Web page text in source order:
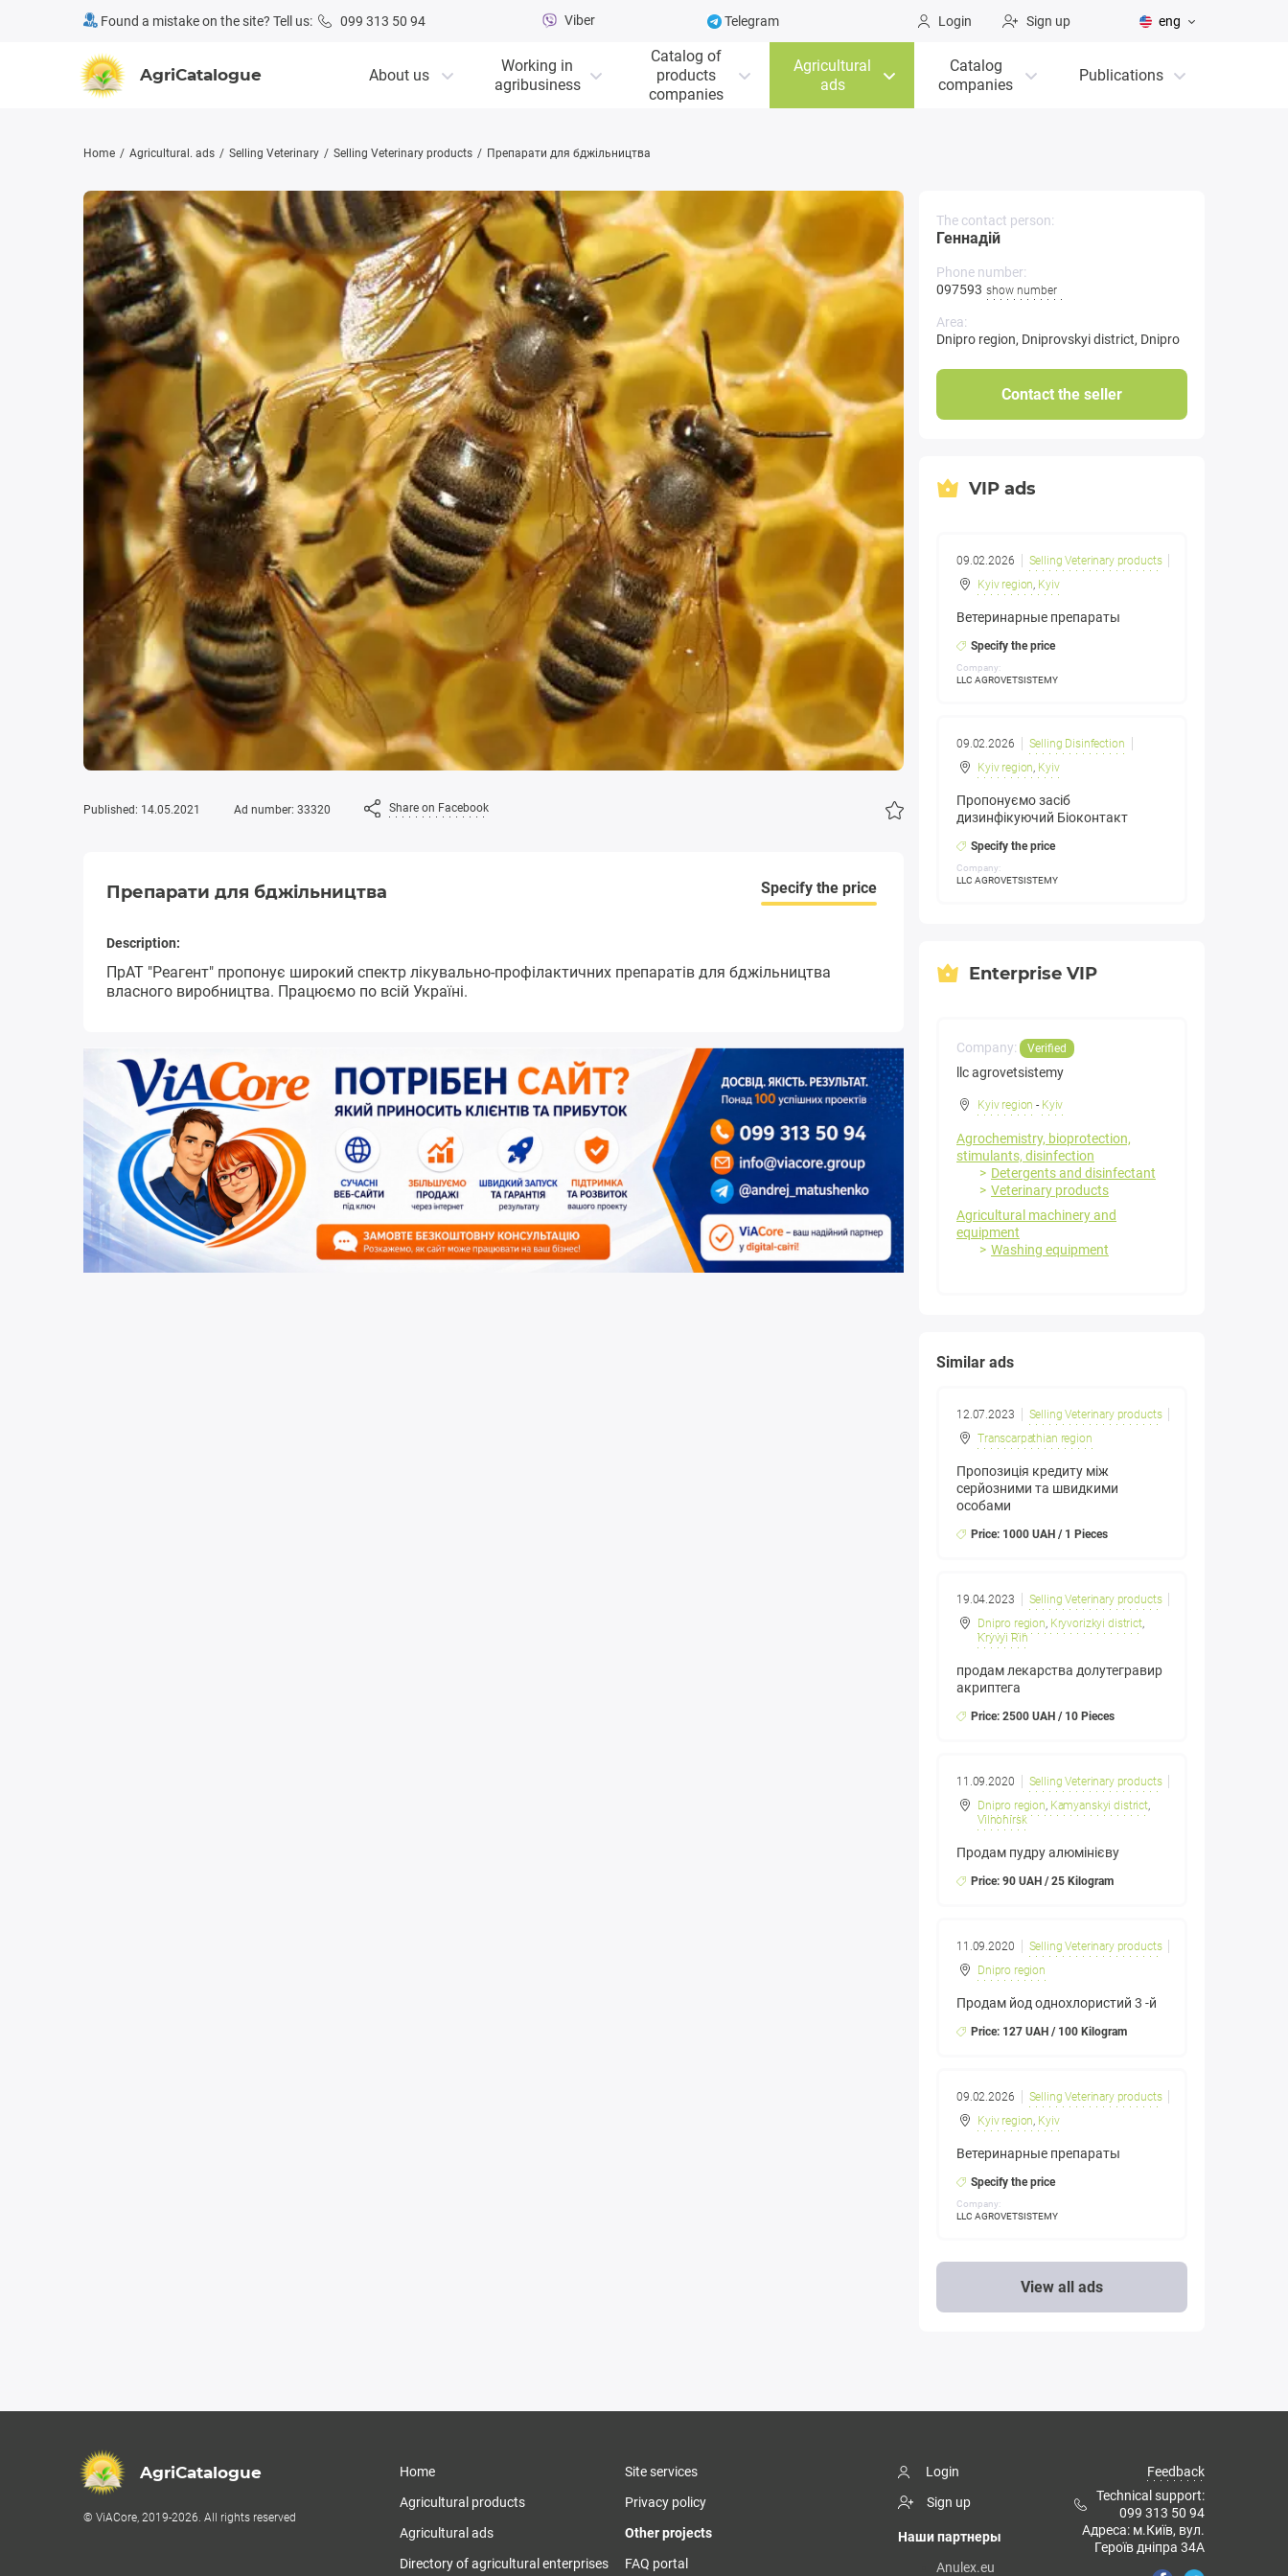
Found a mistake on the site? Tell us: 099 313 50 94 Viber Telegram Login Sign up eng
AgriCatalogue About us
Working in
agribusiness
Catalog of
products
companies
Agricultural
ads
Catalog
companies
Publications
Home Agricultural. ads Selling Veterinary Selling Veterinary products Препарати для бджільництва
Published: 14.05.2021 Ad number: 33320 Share on Facebook
Препарати для бджільництва Specify the price
Description:
ПрАТ "Реагент" пропонує широкий спектр лікувально-профілактичних препаратів для бджільництва
власного виробництва. Працюємо по всій Україні.
The contact person:
Геннадій
Phone number:
0975931**-**show number
Area:
Dnipro region, Dniprovskyi district, Dnipro
Contact the seller
VIP ads
09.02.2026
Selling Veterinary products
Kyiv region, Kyiv
Ветеринарные препараты
Specify the price
Company:
LLC AGROVETSISTEMY
09.02.2026
Selling Disinfection
Kyiv region, Kyiv
Пропонуємо засіб
дизинфікуючий Біоконтакт
Specify the price
Company:
LLC AGROVETSISTEMY
Enterprise VIP
Company: Verified
llc agrovetsistemy
Kyiv region - Kyiv
Agrochemistry, bioprotection,
stimulants, disinfection
Detergents and disinfectant
Veterinary products
Agricultural machinery and
equipment
Washing equipment
Similar ads
12.07.2023
Selling Veterinary products
Transcarpathian region
Пропозиція кредиту між
серйозними та швидкими
особами
Price: 1000 UAH / 1 Pieces
19.04.2023
Selling Veterinary products
Dnipro region, Kryvorizkyi district,
Kryvyi Rih
продам лекарства долутегравир
акриптега
Price: 2500 UAH / 10 Pieces
11.09.2020
Selling Veterinary products
Dnipro region, Kamyanskyi district,
Vilnohirsk
Продам пудру алюмінієву
Price: 90 UAH / 25 Kilogram
11.09.2020
Selling Veterinary products
Dnipro region
Продам йод однохлористий 3 -й
Price: 127 UAH / 100 Kilogram
09.02.2026
Selling Veterinary products
Kyiv region, Kyiv
Ветеринарные препараты
Specify the price
Company:
LLC AGROVETSISTEMY
View all ads
AgriCatalogue
© ViACore, 2019-2026. All rights reserved
Home
Agricultural products
Agricultural ads
Directory of agricultural enterprises
Site services
Privacy policy
Other projects
FAQ portal
Login
Sign up
Наши партнеры
Anulex.eu
Feedback
Technical support:
099 313 50 94
Адреса: м.Київ, вул.
Героїв дніпра 34А